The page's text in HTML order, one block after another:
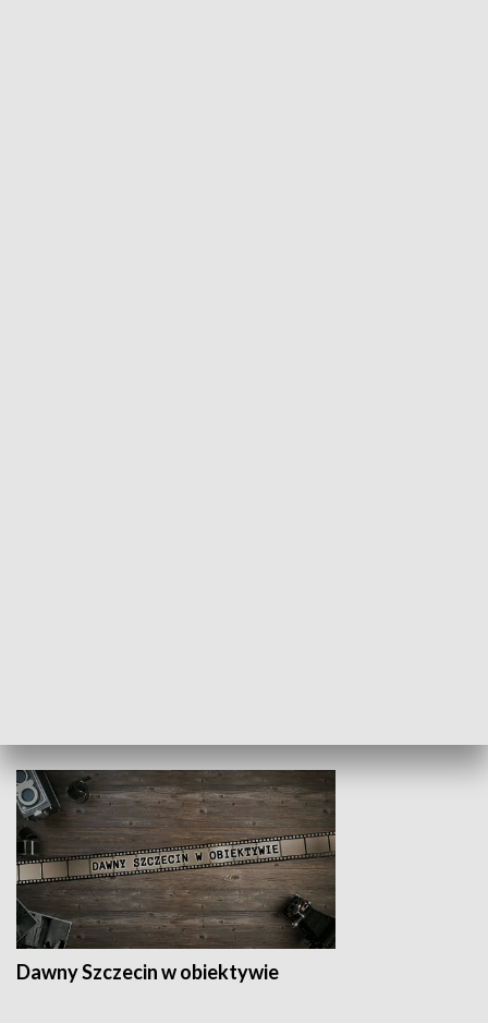
Dawny Szczecin w obiektywie